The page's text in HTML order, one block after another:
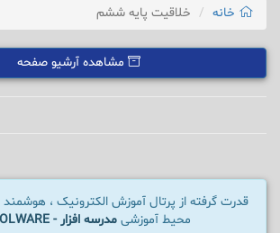
خانه خلاقیت پایه ششم
مشاهده آرشیو صفحه
قدرت گرفته از پرتال آموزش الکترونیک ،
محیط آموزشی مدرسه افزار - SCHOOLWARE